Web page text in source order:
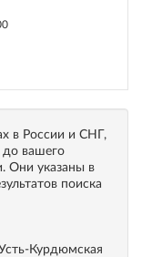
в России и СНГ,
до вашего
Они указаны в
поиска
Курдюмская